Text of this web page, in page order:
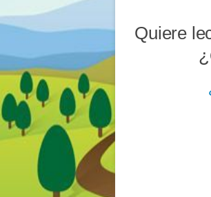
Quiere